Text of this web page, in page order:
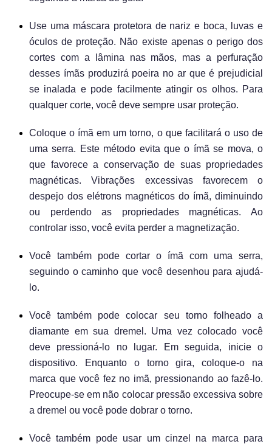
Use uma máscara protetora de nariz e boca, luvas e
óculos de proteção. Não existe apenas o perigo dos
cortes com a lâmina nas mãos, mas a perfuração
desses ímãs produzirá poeira no ar que é prejudicial
se inalada e pode facilmente atingir os olhos. Para
qualquer corte, você deve sempre usar proteção.
Coloque o ímã em um torno, o que facilitará o uso de
uma serra. Este método evita que o ímã se mova, o
que favorece a conservação de suas propriedades
magnéticas. Vibrações excessivas favorecem o
despejo dos elétrons magnéticos do ímã, diminuindo
ou perdendo as propriedades magnéticas. Ao
controlar isso, você evita perder a magnetização.
Você também pode cortar o ímã com uma serra,
seguindo o caminho que você desenhou para ajudá-
lo.
Você também pode colocar seu torno folheado a
diamante em sua dremel. Uma vez colocado você
deve pressioná-lo no lugar. Em seguida, inicie o
dispositivo. Enquanto o torno gira, coloque-o na
marca que você fez no imã, pressionando ao fazê-lo.
Preocupe-se em não colocar pressão excessiva sobre
a dremel ou você pode dobrar o torno.
Você também pode usar um cinzel na marca para